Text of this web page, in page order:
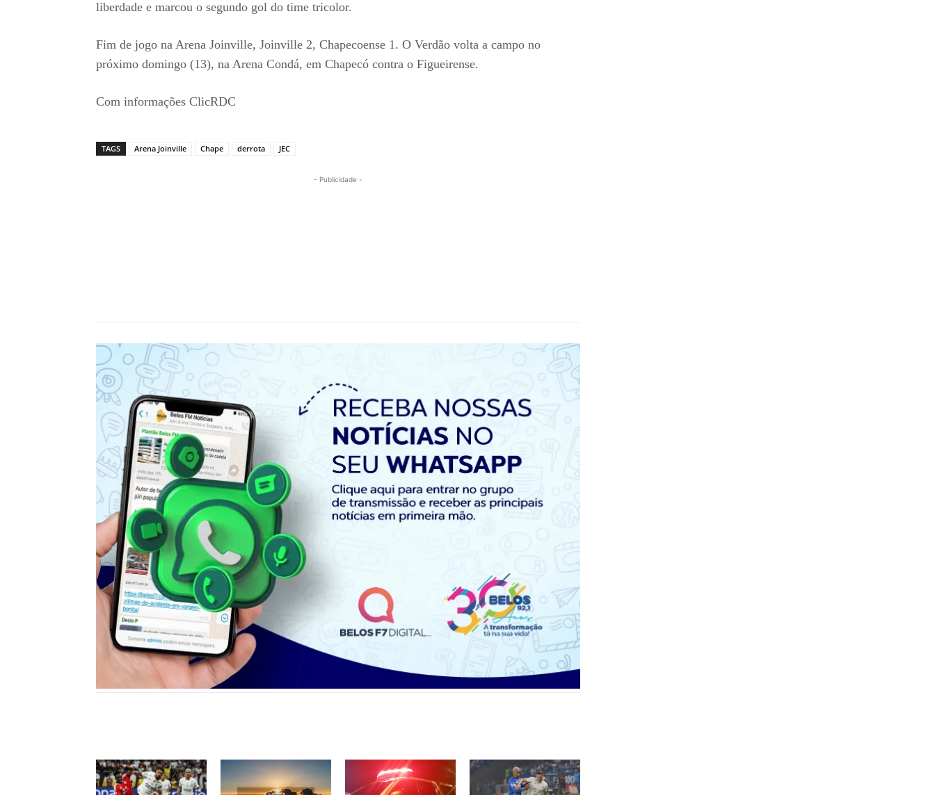
liberdade e marcou o segundo gol do time tricolor.
Fim de jogo na Arena Joinville, Joinville 2, Chapecoense 1. O Verdão volta a campo no
próximo domingo (13), na Arena Condá, em Chapecó contra o Figueirense.
Com informações ClicRDC
TAGS Arena Joinville Chape derrota JEC
- Publicidade -